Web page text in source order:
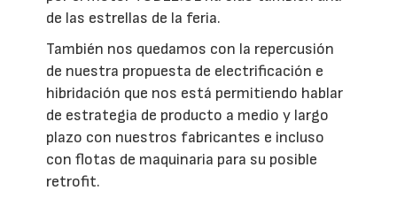
de las estrellas de la feria.
También nos quedamos con la repercusión
de nuestra propuesta de electrificación e
hibridación que nos está permitiendo hablar
de estrategia de producto a medio y largo
plazo con nuestros fabricantes e incluso
con flotas de maquinaria para su posible
retrofit.